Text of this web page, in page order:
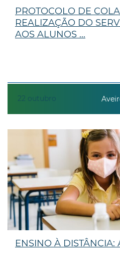
22 outubro
PROTOCOLO DE
REALIZAÇÃO DO
AOS ALUNOS ...
ENSINO À DISTÂNCIA: